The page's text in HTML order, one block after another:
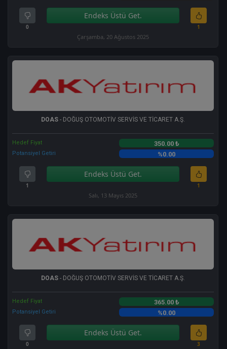
0
Endeks Üstü Get.
1
Çarşamba, 20 Ağustos 2025
DOAS - DOĞUŞ OTOMOTİV SERVİS VE TİCARET A.Ş.
Hedef Fiyat 350.00 ₺
Potansiyel Getiri %0.00
1
Endeks Üstü Get.
1
Salı, 13 Mayıs 2025
DOAS - DOĞUŞ OTOMOTİV SERVİS VE TİCARET A.Ş.
Hedef Fiyat 365.00 ₺
Potansiyel Getiri %0.00
0
Endeks Üstü Get.
3